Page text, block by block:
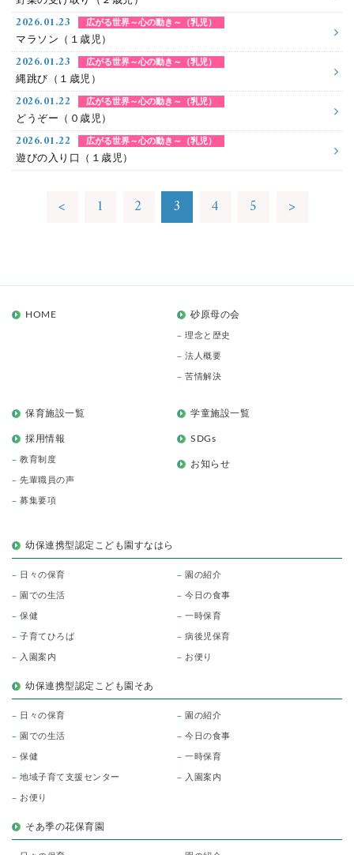
2026.01.23 広がる世界～心の動き～（乳児）
マラソン（１歳児）
2026.01.23 広がる世界～心の動き～（乳児）
縄跳び（１歳児）
2026.01.22 広がる世界～心の動き～（乳児）
どうぞー（０歳児）
2026.01.22 広がる世界～心の動き～（乳児）
遊びの入り口（１歳児）
< 1 2 3 4 5 >
HOME 砂原母の会
理念と歴史
法人概要
苦情解決
保育施設一覧 学童施設一覧
採用情報
教育制度
先輩職員の声
募集要項
SDGs
お知らせ
幼保連携型認定こども園すなはら
日々の保育 園の紹介
園での生活 今日の食事
保健 一時保育
子育てひろば 病後児保育
入園案内 お便り
幼保連携型認定こども園そあ
日々の保育 園の紹介
園での生活 今日の食事
保健 一時保育
地域子育て支援センター 入園案内
お便り
そあ季の花保育園